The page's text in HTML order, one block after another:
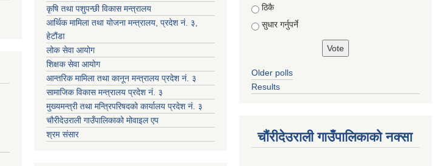
कृषि तथा पशुपन्छी विकास मन्त्रालय
आर्थिक मामिला तथा योजना मन्त्रालय, प्रदेश नं. ३,
हेटौंडा
लोक सेवा आयोग
शिक्षक सेवा आयोग
आन्तरिक मामिला तथा कानून मन्त्रालय प्रदेश नं. ३
सामाजिक विकास मन्त्रालय प्रदेश नं. ३
मुख्यमन्त्री तथा मन्त्रिपरिषदको कार्यालय प्रदेश नं. ३
चौरीदेउराली गाउँपालिकाको मोवाइल एप
श्रम संसार
ठिकै
सुधार गर्नुपर्ने
Older polls
Results
चौंरीदेउराली गाउँपालिकाको नक्सा